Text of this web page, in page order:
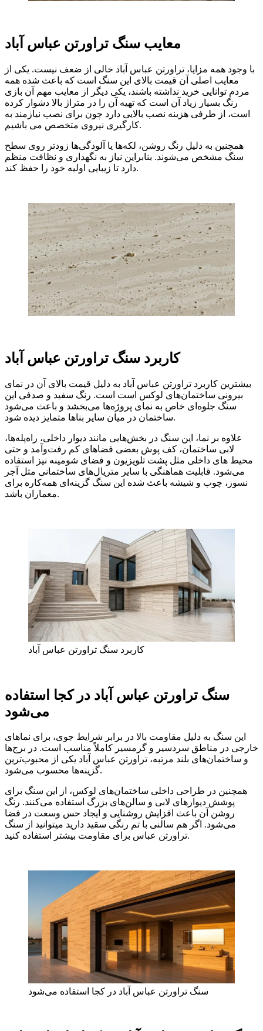
معایب سنگ تراورتن عباس آباد
با وجود همه مزایا، تراورتن عباس آباد خالی از ضعف نیست. یکی از
معایب اصلی آن قیمت بالای این سنگ است که باعث شده همه
مردم توانایی خرید نداشته باشند، یکی دیگر از معایب مهم آن بازی
رنگ بسیار زیاد آن است که تهیه آن را در متراژ بالا دشوار کرده
است، از طرفی هزینه نصب بالایی دارد چون برای نصب نیازمند به
کارگیری نیروی متخصص می باشیم.
همچنین به دلیل رنگ روشن، لکه‌ها یا آلودگی‌ها زودتر روی سطح
سنگ مشخص می‌شوند. بنابراین نیاز به نگهداری و نظافت منظم
دارد تا زیبایی اولیه خود را حفظ کند.
کاربرد سنگ تراورتن عباس آباد
بیشترین کاربرد تراورتن عباس آباد به دلیل قیمت بالای آن در نمای
بیرونی ساختمان‌های لوکس است است. رنگ سفید و صدفی این
سنگ جلوه‌ای خاص به نمای پروژه‌ها می‌بخشد و باعث می‌شود
ساختمان در میان سایر بناها متمایز دیده شود.
علاوه بر نما، این سنگ در بخش‌هایی مانند دیوار داخلی، راه‌پله‌ها،
لابی ساختمان، کف ‌پوش بعضی فضاهای کم ‌رفت‌وآمد و حتی
محیط های داخلی مثل پشت تلویزیون و فضای شومینه نیز استفاده
می‌شود. قابلیت هماهنگی با سایر متریال‌های ساختمانی مثل آجر
نسوز، چوب و شیشه باعث شده این سنگ گزینه‌ای همه‌کاره برای
معماران باشد.
کاربرد سنگ تراورتن عباس آباد
سنگ تراورتن عباس آباد در کجا استفاده
می‌شود
این سنگ به دلیل مقاومت بالا در برابر شرایط جوی، برای نماهای
خارجی در مناطق سردسیر و گرمسیر کاملاً مناسب است. در برج‌ها
و ساختمان‌های بلند مرتبه، تراورتن عباس آباد یکی از محبوب‌ترین
گزینه‌ها محسوب می‌شود.
همچنین در طراحی داخلی ساختمان‌های لوکس، از این سنگ برای
پوشش دیوارهای لابی و سالن‌های بزرگ استفاده می‌کنند. رنگ
روشن آن باعث افزایش روشنایی و ایجاد حس وسعت در فضا
می‌شود. اگر هم سالنی با تم رنگی سقید دارید میتوانید از سنگ
تراورتن عباس برای مقاومت بیشتر استفاده کنید.
سنگ تراورتن عباس آباد در کجا استفاده می‌شود